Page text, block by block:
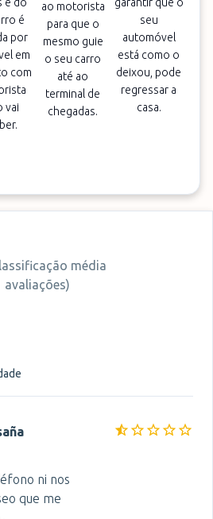
é
por
em
com
vai
ao motorista
para que o
mesmo guie
o seu carro
até ao
terminal de
chegadas.
seu
automóvel
está como o
deixou, pode
regressar a
casa.
média
avaliações)
ni nos
que me